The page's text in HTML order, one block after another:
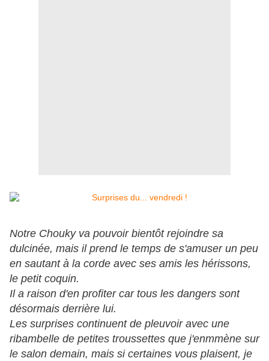
Notre Chouky va pouvoir bientôt rejoindre sa
dulcinée, mais il prend le temps de s'amuser un peu
en sautant à la corde avec ses amis les hérissons,
le petit coquin.
Il a raison d'en profiter car tous les dangers sont
désormais derrière lui.
Les surprises continuent de pleuvoir avec une
ribambelle de petites troussettes que j'enmmène sur
le salon demain, mais si certaines vous plaisent, je